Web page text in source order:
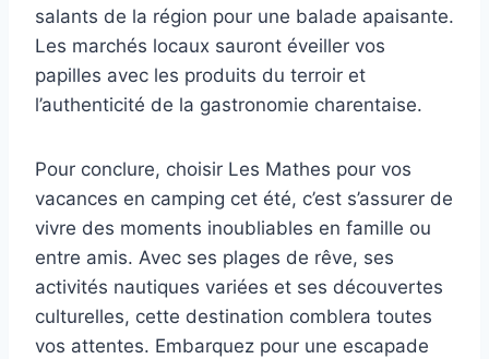
salants de la région pour une balade apaisante.
Les marchés locaux sauront éveiller vos
papilles avec les produits du terroir et
l’authenticité de la gastronomie charentaise.
Pour conclure, choisir Les Mathes pour vos
vacances en camping cet été, c’est s’assurer de
vivre des moments inoubliables en famille ou
entre amis. Avec ses plages de rêve, ses
activités nautiques variées et ses découvertes
culturelles, cette destination comblera toutes
vos attentes. Embarquez pour une escapade